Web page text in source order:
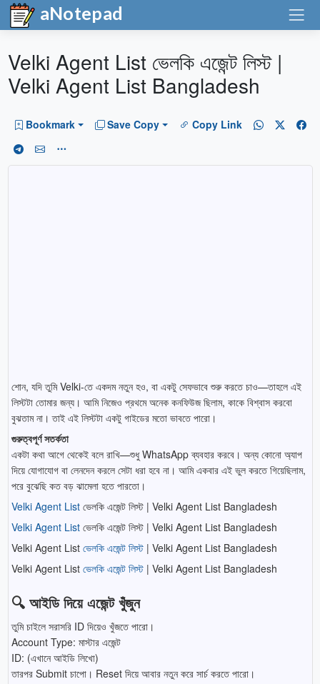
aNotepad
Velki Agent List ভেলকি এজেন্ট লিস্ট |
Velki Agent List Bangladesh
Bookmark Save Copy Copy Link
শোন, যদি তুমি Velki-তে একদম নতুন হও, বা একটু সেফভাবে শুরু করতে চাও—তাহলে এই
লিস্টটা তোমার জন্য। আমি নিজেও প্রথমে অনেক কনফিউজ ছিলাম, কাকে বিশ্বাস করবো
বুঝতাম না। তাই এই লিস্টটা একটু গাইডের মতো ভাবতে পারো।
গুরুত্বপূর্ণ সতর্কতা
একটা কথা আগে থেকেই বলে রাখি—শুধু WhatsApp ব্যবহার করবে। অন্য কোনো অ্যাপ
দিয়ে যোগাযোগ বা লেনদেন করলে সেটা ধরা হবে না। আমি একবার এই ভুল করতে গিয়েছিলাম,
পরে বুঝেছি কত বড় ঝামেলা হতে পারতো।
Velki Agent Listভেলকি এজেন্ট লিস্ট | Velki Agent List Bangladesh
Velki Agent Listভেলকি এজেন্ট লিস্ট | Velki Agent List Bangladesh
Velki Agent List ভেলকি এজেন্ট লিস্ট| Velki Agent List Bangladesh
Velki Agent List ভেলকি এজেন্ট লিস্ট| Velki Agent List Bangladesh
🔍 আইডি দিয়ে এজেন্ট খুঁজুন
তুমি চাইলে সরাসরি ID দিয়েও খুঁজতে পারো।
Account Type: মাস্টার এজেন্ট
ID: (এখানে আইডি লিখো)
তারপর Submit চাপো। Reset দিয়ে আবার নতুন করে সার্চ করতে পারো।